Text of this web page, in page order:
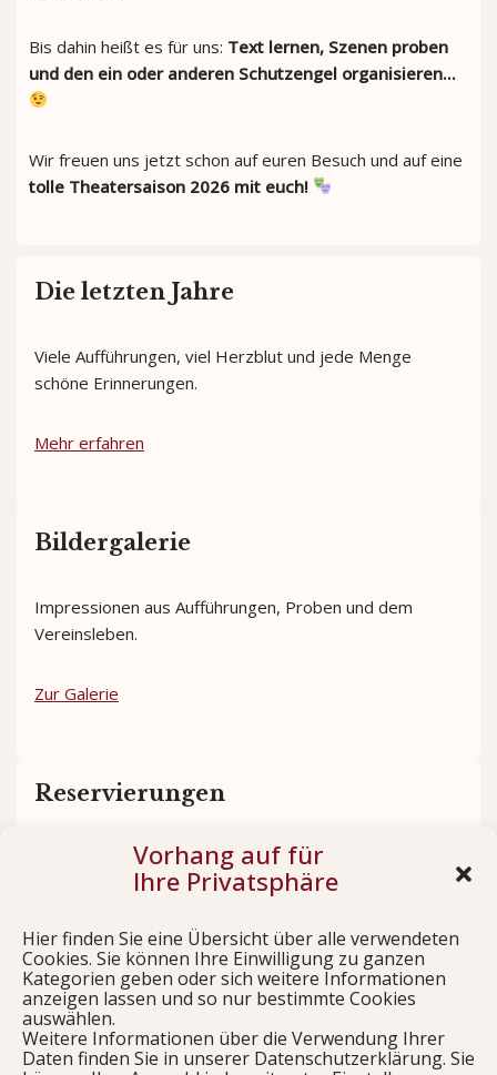
Vorhang auf für
Ihre Privatsphäre
Hier finden Sie eine Übersicht über alle verwendeten
Cookies. Sie können Ihre Einwilligung zu ganzen
Kategorien geben oder sich weitere Informationen
anzeigen lassen und so nur bestimmte Cookies
auswählen.
Weitere Informationen über die Verwendung Ihrer
Daten finden Sie in unserer Datenschutzerklärung. Sie
Bis dahin heißt es für uns: Text lernen, Szenen proben
und den ein oder anderen Schutzengel organisieren…
Wir freuen uns jetzt schon auf euren Besuch und auf eine
tolle Theatersaison 2026 mit euch!
Die letzten Jahre
Viele Aufführungen, viel Herzblut und jede Menge
schöne Erinnerungen.
Mehr erfahren
Bildergalerie
Impressionen aus Aufführungen, Proben und dem
Vereinsleben.
Zur Galerie
Reservierungen
Sichern Sie sich rechtzeitig Ihre Plätze für unsere
Jetzt reservieren
Links